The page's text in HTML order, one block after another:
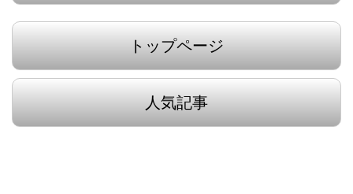
トップページ
人気記事